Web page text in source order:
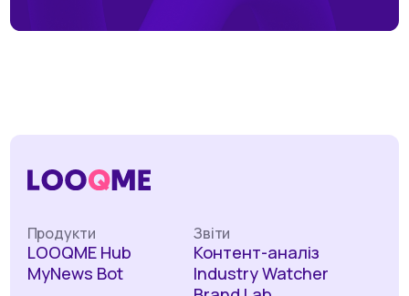
Продукти
LOOQME Hub
MyNews Bot
Звіти
Контент-аналіз
Industry Watcher